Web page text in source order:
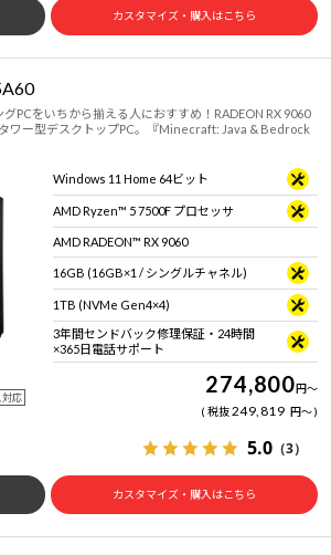
カスタマイズ・購入はこちら
PCをいちから揃える人におすすめ！RADEON RX 9060
ワー型デスクトップPC。『Minecraft: Java & Bedrock
Windows 11 Home 64ビット
AMD Ryzen™ 5 7500F プロセッサ
AMD RADEON™ RX 9060
16GB (16GB×1 / シングルチャネル)
1TB (NVMe Gen4×4)
3年間センドバック修理保証・24時間
×365日電話サポート
対応 274,800円～
税抜249,819 円～
5.0 （3）
カスタマイズ・購入はこちら